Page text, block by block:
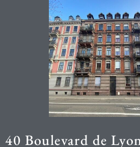
40 Boulevard de